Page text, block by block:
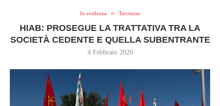
In evidenza Territorio
HIAB: PROSEGUE LA TRATTATIVA TRA LA
SOCIETÀ CEDENTE E QUELLA SUBENTRANTE
4 Febbraio 2026